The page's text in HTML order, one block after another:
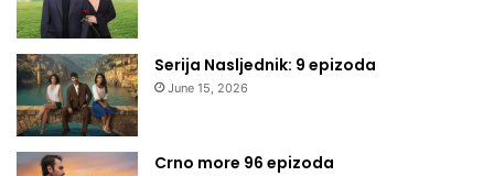
Serija Nasljednik: 9 epizoda
June 15, 2026
Crno more 96 epizoda